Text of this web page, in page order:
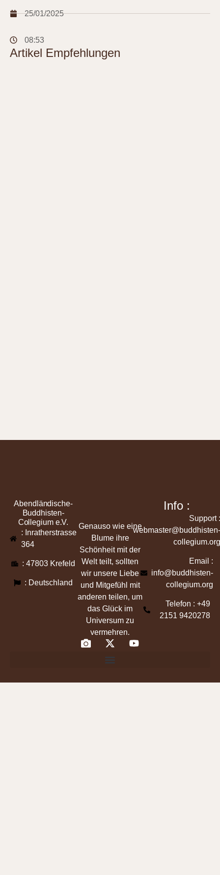
25/01/2025
08:53
Artikel Empfehlungen
Abendländische-
Buddhisten-
Collegium e.V.
: Inratherstrasse
364
: 47803 Krefeld
: Deutschland
Genauso wie eine
Blume ihre
Schönheit mit der
Welt teilt, sollten
wir unsere Liebe
und Mitgefühl mit
anderen teilen, um
das Glück im
Universum zu
vermehren.
Info :
Support :
webmaster@buddhisten-
collegium.org
Email :
info@buddhisten-
collegium.org
Telefon : +49
2151 9420278